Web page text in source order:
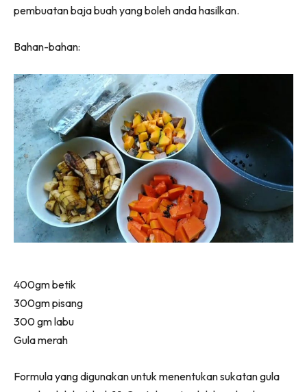
pembuatan baja buah yang boleh anda hasilkan.
Bahan-bahan:
400gm betik
300gm pisang
300 gm labu
Gula merah
Formula yang digunakan untuk menentukan sukatan gula